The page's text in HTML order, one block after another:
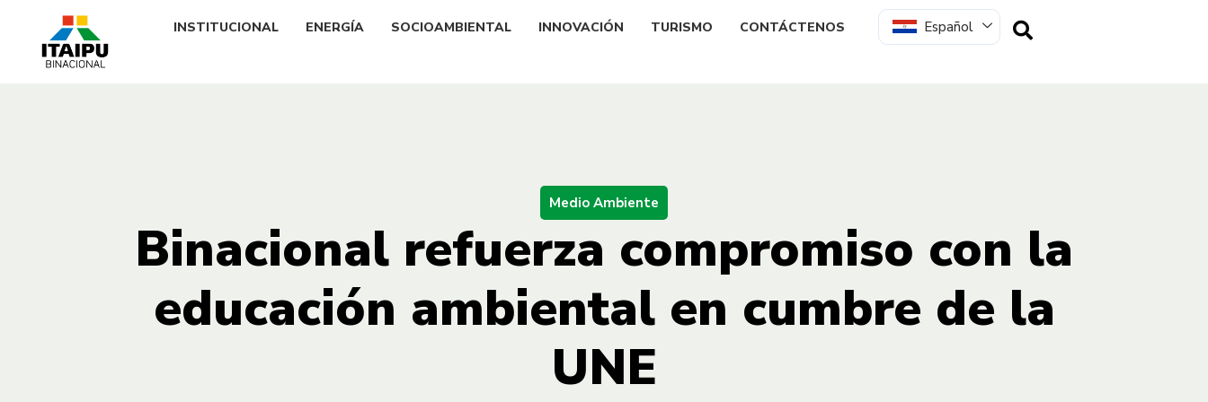
INSTITUCIONAL ENERGÍA SOCIOAMBIENTAL INNOVACIÓN TURISMO CONTÁCTENOS Español
Medio Ambiente
Binacional refuerza compromiso con la
educación ambiental en cumbre de la
UNE